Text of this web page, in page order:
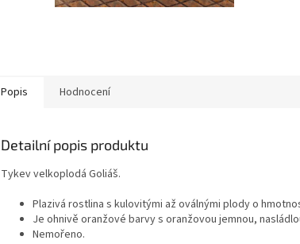
Popis Hodnocení
Detailní popis produktu
Tykev velkoplodá Goliáš.
Plazivá rostlina s kulovitými až oválnými plody o
Je ohnivě oranžové barvy s oranžovou jemnou,
Nemořeno.